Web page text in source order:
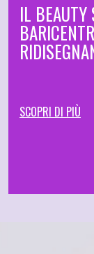
IL BEAUTY
SCOPRI DI PIÙ